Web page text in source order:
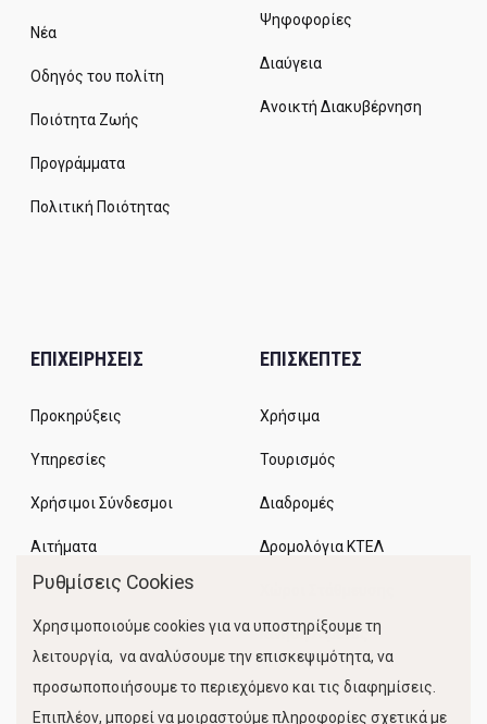
Νέα
Οδηγός του πολίτη
Ποιότητα Ζωής
Προγράμματα
Πολιτική Ποιότητας
Ψηφοφορίες
Διαύγεια
Ανοικτή Διακυβέρνηση
ΕΠΙΧΕΙΡΗΣΕΙΣ
Προκηρύξεις
Υπηρεσίες
Χρήσιμοι Σύνδεσμοι
Αιτήματα
ΕΠΙΣΚΕΠΤΕΣ
Χρήσιμα
Τουρισμός
Διαδρομές
Δρομολόγια ΚΤΕΛ
Κίνηση Λιμένος
Ρυθμίσεις Cookies
Χρησιμοποιούμε cookies για να υποστηρίξουμε τη
λειτουργία, να αναλύσουμε την επισκεψιμότητα, να
προσωποποιήσουμε το περιεχόμενο και τις διαφημίσεις.
Επιπλέον, μπορεί να μοιραστούμε πληροφορίες σχετικά με